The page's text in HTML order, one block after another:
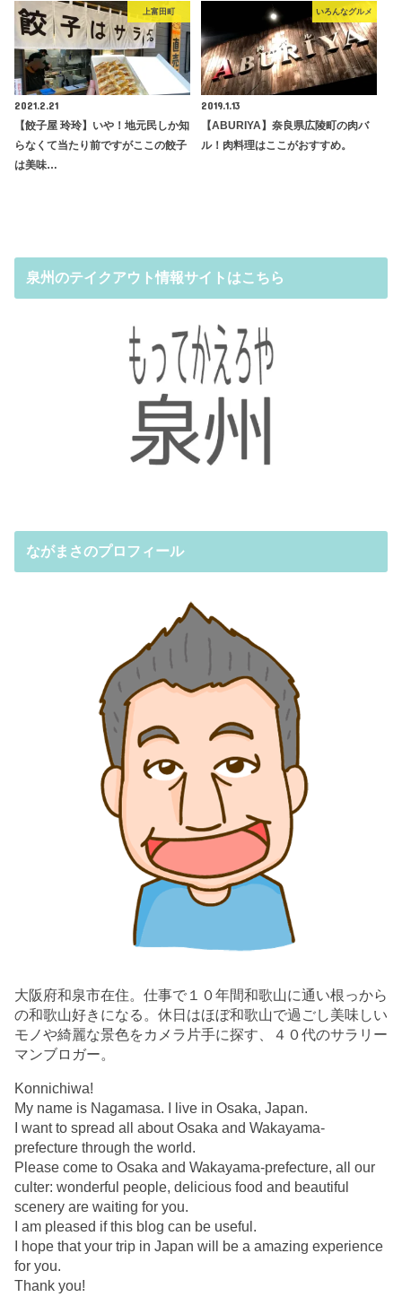
上富田町
2021.2.21
【餃子屋 玲玲】いや！地元民しか知
らなくて当たり前ですがここの餃子
は美味…
いろんなグルメ
2019.1.13
【ABURIYA】奈良県広陵町の肉バ
ル！肉料理はここがおすすめ。
泉州のテイクアウト情報サイトはこちら
ながまさのプロフィール
大阪府和泉市在住。仕事で１０年間和歌山に通い根っから
の和歌山好きになる。休日はほぼ和歌山で過ごし美味しい
モノや綺麗な景色をカメラ片手に探す、４０代のサラリー
マンブロガー。
Konnichiwa!
My name is Nagamasa. I live in Osaka, Japan.
I want to spread all about Osaka and Wakayama-
prefecture through the world.
Please come to Osaka and Wakayama-prefecture, all our
culter: wonderful people, delicious food and beautiful
scenery are waiting for you.
I am pleased if this blog can be useful.
I hope that your trip in Japan will be a amazing experience
for you.
Thank you!